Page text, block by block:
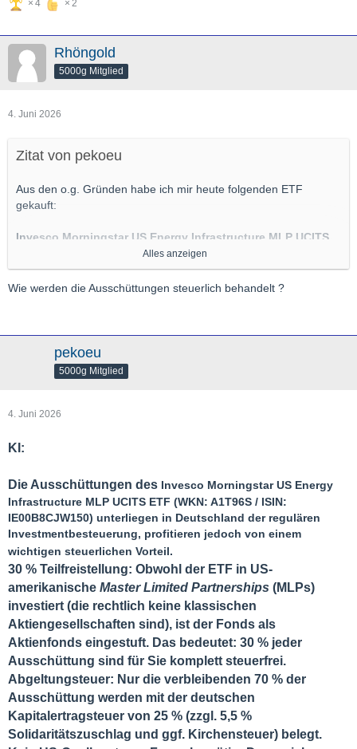
4 2
Rhöngold
5000g Mitglied
4. Juni 2026
Zitat von pekoeu
Aus den o.g. Gründen habe ich mir heute folgenden ETF
gekauft:
Invesco Morningstar US Energy Infrastructure MLP UCITS
WKN A1T96S
Anlageschwerpunkt:
Master Limited Partnerships
amerikanische Unternehmen aus dem Energiesektor, die
betreiben und hohe, beständige Ausschüttungen generieren.
Zielgruppe & Ertrag:
Energieinfrastruktur profitieren wollen, ohne selbst Anteile an
amerikanischen Einzel-MLPs halten zu müssen.
Leider wird es uns erschwert, direkt in MLPs zu inverstieren.
Hier hilft dann dieser ETF weiter.
Alles anzeigen
Wie werden die Ausschüttungen steuerlich behandelt ?
pekoeu
5000g Mitglied
4. Juni 2026
KI:
Die Ausschüttungen des Invesco Morningstar US Energy
Infrastructure MLP UCITS ETF (WKN: A1T96S / ISIN:
IE00B8CJW150) unterliegen in Deutschland der regulären
Investmentbesteuerung, profitieren jedoch von einem
wichtigen steuerlichen Vorteil.
30 % Teilfreistellung: Obwohl der ETF in US-
amerikanische Master Limited Partnerships (MLPs)
investiert (die rechtlich keine klassischen
Aktiengesellschaften sind), ist der Fonds als
Aktienfonds eingestuft. Das bedeutet: 30 % jeder
Ausschüttung sind für Sie komplett steuerfrei.
Abgeltungsteuer: Nur die verbleibenden 70 % der
Ausschüttung werden mit der deutschen
Kapitalertragsteuer von 25 % (zzgl. 5,5 %
Solidaritätszuschlag und ggf. Kirchensteuer) belegt.